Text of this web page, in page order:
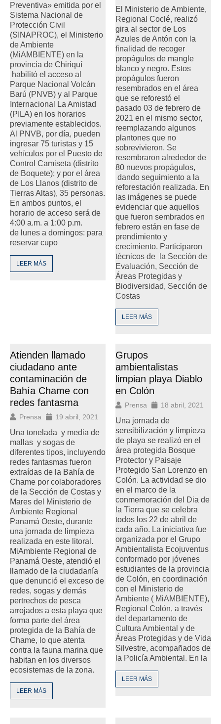
Preventiva» emitida por el
Sistema Nacional de
Protección Civil
(SINAPROC), el Ministerio
de Ambiente
(MiAMBIENTE) en la
provincia de Chiriquí
habilitó el acceso al
Parque Nacional Volcán
Barú (PNVB) y al Parque
Internacional La Amistad
(PILA) en los horarios
previamente establecidos.
Al PNVB, por día, pueden
ingresar 75 turistas y 15
vehículos por el Puesto de
Control Camiseta (distrito
de Boquete); y por el área
de Los Llanos (distrito de
Tierras Altas), 35 personas.
En ambos puntos, el
horario de acceso será de
4:00 a.m. a 1:00 p.m.
de lunes a domingos: para
reservar cupo
LEER MÁS
El Ministerio de Ambiente,
Regional Coclé, realizó
gira al sector de Los
Azules de Antón con la
finalidad de recoger
propágulos de mangle
blanco y negro. Estos
propágulos fueron
resembrados en el área
que se reforestó el
pasado 03 de febrero de
2021 en el mismo sector,
reemplazando algunos
plantones que no
sobrevivieron. Se
resembraron alrededor de
80 nuevos propágulos,
dando seguimiento a la
reforestación realizada. En
las imágenes se puede
evidenciar que aquellos
que fueron sembrados en
febrero están en fase de
prendimiento y
crecimiento. Participaron
técnicos de la Sección de
Evaluación, Sección de
Áreas Protegidas y
Biodiversidad, Sección de
Costas
LEER MÁS
Atienden llamado
ciudadano ante
contaminación de
Bahía Chame con
redes fantasma
Prensa 19 abril, 2021
Una tonelada y media de
mallas y sogas de
diferentes tipos, incluyendo
redes fantasmas fueron
extraídas de la Bahía de
Chame por colaboradores
de la Sección de Costas y
Mares del Ministerio de
Ambiente Regional
Panamá Oeste, durante
una jornada de limpieza
realizada en este litoral.
MiAmbiente Regional de
Panamá Oeste, atendió el
llamado de la ciudadanía
que denunció el exceso de
redes, sogas y demás
pertrechos de pesca
arrojados a esta playa que
forma parte del área
protegida de la Bahía de
Chame, lo que atenta
contra la fauna marina que
habitan en los diversos
ecosistemas de la zona.
LEER MÁS
Grupos
ambientalistas
limpian playa Diablo
en Colón
Prensa 18 abril, 2021
Una jornada de
sensibilización y limpieza
de playa se realizó en el
área protegida Bosque
Protector y Paisaje
Protegido San Lorenzo en
Colón. La actividad se dio
en el marco de la
conmemoración del Dia de
la Tierra que se celebra
todos los 22 de abril de
cada año. La iniciativa fue
organizada por el Grupo
Ambientalista Ecojuventus
conformado por jóvenes
estudiantes de la provincia
de Colón, en coordinación
con el Ministerio de
Ambiente ( MiAMBIENTE),
Regional Colón, a través
del departamento de
Cultura Ambiental y de
Áreas Protegidas y de Vida
Silvestre, acompañados de
la Policía Ambiental. En la
LEER MÁS